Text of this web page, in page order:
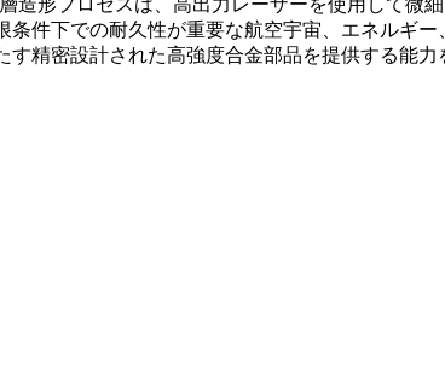
条件下での耐久性が重要な航空宇宙 エネルギー
精密設計された高強度合金部品を提供する能力